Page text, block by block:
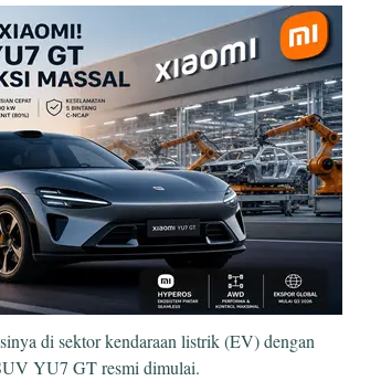
di sektor kendaraan listrik (EV) dengan
YU7 GT resmi dimulai.